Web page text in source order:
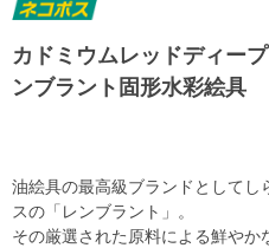
カドミウムレッドディー
ンブラント固形水彩絵具
油絵具の最高級ブランドとして
スの「レンブラント」。
その厳選された原料による鮮や